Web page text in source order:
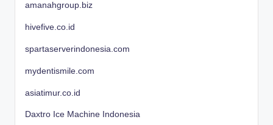
amanahgroup.biz
hivefive.co.id
spartaserverindonesia.com
mydentismile.com
asiatimur.co.id
Daxtro Ice Machine Indonesia